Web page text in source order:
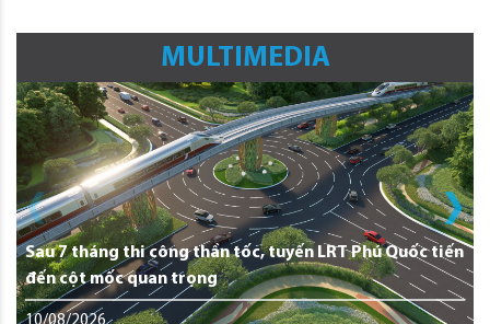
MULTIMEDIA
Sau 7 tháng thi công thần tốc, tuyến LRT Phú Quốc tiến
đến cột mốc quan trọng